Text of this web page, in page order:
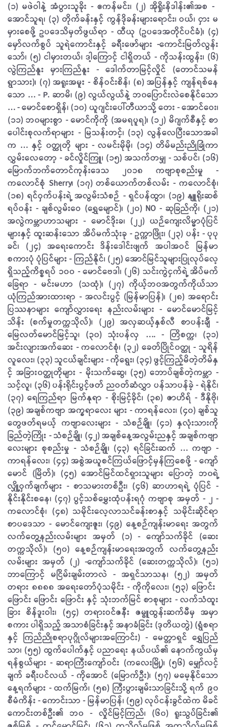
(၁) မဖဲဝါနဲ့ အံပွားသူခိုး - ဧကန်မင်း၊ (၂) အိုရှိုးနိဒါန်း၏အစ - ​
အောင်သူရ၊ (၃) တိုက်ခန်းနှင့် ကွန်ဒိုခန်းများရောင်း၊ ဝယ်၊ ငှား မ
မှားစေဖို့ ဥပဒေသိမှတ်ဖွယ်ရာ - ထီယု (ဥပဒေအတိုင်ပင်ခံ)၊ (၄)
မှော်လက်စွပ် သူရဲ​ကောင်းနှင့် ခရီးဖော်များ - ​ကောင်းမြတ်လွန်း
သော်၊ (၅) ငါမှားတယ်၊ ဒါ့ကြောင့် ငါရှိတယ် - ကိုသန်းထွန်း၊ (၆)
လွဲကြည်နူး မှားကြည်နူး - ဒေါက်တာ​မြင့်လှိုင် (တောင်သမန်
ရွာသား)၊ (၇) အရူးအမူး - စိန်ဝင်းစိန်၊ (၈) အပြန်နှင့် ကျန်ရစ်နေ​
သော … - P. ဆာမိ၊ (၉) လွယ်လွယ်နဲ့ ဘ၀ပြောင်းလဲစေနိုင်​သော
… - မောင်စောရှိန်၊ (၁၀) ယူဂျင်းပေါ်တီယာသို့ တေး - ​အောင်ဝေး၊
(၁၁) ဘ၀များစွာ - မောင်ကိုကို (အမရပူရ)၊ (၁၂) မိဂျက်စီနှင့် စာ​
ပေါင်းစုလက်ရာများ - မြသန်းတင့်၊ (၁၃) လွန်လေပြီးသောအခါ
က … နှင့် ၀တ္ထုတို များ - လမင်းမိုမို၊ (၁၄) တိမ်မည်းညို​ခြုံကာ
လွှမ်းလေတော့ - ခင်လှိုင်ကြူ၊ (၁၅) အသက်တမျှ - သစ်ပင်၊ (၁၆)
မြောက်ဘက်​တောင်ကုန်းဒေသ ၂၀၁၈ ကဗျာစုစည်းမှု -
ကလောင်စုံ Sherry၊ (၁၇) တစ်​ယောက်တစ်လမ်း - ကလောင်စုံ၊
(၁၈) ရင်ဝှက်ပန်းရဲ့ အလွမ်းသံစဉ် - ရှင်ပန်ထွာ၊ (၁၉) နျူရိုးဆစ်
ရပ်ဝန်း - ချစ်လွမ်းဝေ (ရွှေ​မျောင်)၊ (၂၀) NO - ဆုခြည်ကို၊ (၂၁)
အလွဲကမ္ဘာဟာသများ - ​မောင်ဒိုးခ၊ (၂၂) ယဉ်ကျေးလိမ္မာပုံပြင်
များနှင့် ထူးဆန်းသော အိပ်မက်သုံးခု - ဥက္ကာ​ဖြိုး၊ (၂၃) ပန်း - ပုပု
ခင်၊ (၂၄) အရေးကောင်း ဒိန်းဒေါင်းဖျက် အပါအဝင် မြန်မာ
စကားပုံ ပုံ​ပြင်များ - ကြည်နိုင်၊ (၂၅) အောင်မြင်သူများပြုလုပ်လေ့
ရှိသည့်ကိစ္စရပ် ၁၀၀ - ​မောင်ဗေဒါ၊ (၂၆) သင်းကွဲငှက်ရဲ့ အိပ်မက်​
ခြေရာ - မင်းမဟာ (သထုံ)၊ (၂၇) ကိုယ့်ဘ၀အတွက်ကိုယ်သာ
ယုံကြည်အားထားရာ - အလင်းပွင့် (မြန်မာပြန်)၊ (၂၈) အရောင်း​
ပြဿနာများ ကျော်လွှားရေး နည်းလမ်းများ - မောင်မောင်မြင့်
သိန်း (စက်မှုတက္ကသိုလ်)၊ (၂၉) အလှဆယ့်နှစ်လီ စာပန်းချီ -
မြေလတ်မောင်​မြင့်သူ၊ (၃၀) သုံးပန်လှ …. - တြိစက္က၊ (၃၁)
အင်းလျားအက်ဆေး - ကလောင်စုံ၊ (၃၂) ခေတ်ပြိုင်၀တ္ထု - သူရိန်
လူလေး၊ (၃၃) သူငယ်ချင်းများ - ​ကိုရွေး၊ (၃၄) ဖွင့်ကြည့်မိတဲ့တိမ်နှ
င့် အခြား၀တ္ထုတိုများ - မိုးသက်ဆွေ၊ (၃၅) ဘောပ်ချစ်တဲ့ကမ္ဘာ -
သင့်လူ၊ (၃၆) ပန်းရိုင်းပွင့်ဖတ် ညဝတ်ဆံလွှာ ပန်သာပန်ခဲ့ - ရဲနိုင်၊
(၃၇) ရေကြည်ရာ မြက်နုရာ - စိုးမြင့်ခိုင်၊ (၃၈) ဇာဟိရ် - ဒီနိုဗို၊
(၃၉) အချစ်ကဗျာ အက္ခရာလေး များ - ကာရန်လေး၊ (၄၀) ချစ်သူ​
တွေဖတ်ရမယ့် က​ဗျာလေးများ - သံစဉ်ချို၊ (၄၁) နှလုံးသားကို​
ခြည်တဲ့ကြိုး - သံစဉ်ချို၊ (၄၂) အချစ်နေ့အလွမ်းညနှင့် အချစ်ကဗျာ
လေးများ စုစည်းမှု - သံစဉ်ချို၊ (၄၃) ရင်ခြင်းဆက် … ကဗျာ -
ကာရန်​လေး၊ (၄၄) အစွဲအယူစင်ကြယ်ဖြောင့်မှန်ကြစေဖို့ - ကျော်
မောင် (​မြိတ်)၊ (၄၅) အောင်မြင်ထင်ရှားသူများ ပြောတဲ့ ဘ၀ရဲ့
လျှို့ဝှက်ချက်များ - စာသမားတစ်ဦး၊ (၄၆) ဆာဟာရရဲ့ ပုံပြင် -
နိုင်းနိုင်းစနေ၊ (၄၇) ပွင့်သစ်​မွှေးထုံပန်းရဂုံ ကဗျာစု အမှတ် - ၂ -
ကလောင်စုံ၊ (၄၈) သမိုင်းလေ့လာသင်ခန်းစာနှင့် သမိုင်းဆိုင်ရာ
စာပ​ဒေသာ - မောင်ကျေးဇူး၊ (၄၉) နေ့စဉ်ကျန်းမာရေး အတွက်
လက်တွေ့နည်းလမ်းများ အမှတ် (၁) - ​ကျော်သက်ခိုင် (ဆေး
တက္ကသိုလ်)၊ (၅၀) နေ့စဉ်ကျန်းမာရေးအတွက် လက်တွေ့နည်း
လမ်းများ အမှတ် (၂) - ​ကျော်သက်ခိုင် (ဆေးတက္ကသိုလ်)၊ (၅၁)
ဘာ​ကြောင့် မငြိမ်းချမ်းတာလဲ - အရှင်သာသန၊ (၅၂) အမှတ်
တရား ၈၈၈၈ အရေး​တော်ပုံသမိုင်း - ကိုကိုလေး၊ (၅၃) ဖြောင်း ​
ဖြောင်း ဖြောင်း ဖြောင်း နှင့် သုံးဘက်မြင် စာစုများ - လက်သံထူး​
ခြား စိန်ဒူးဝါး၊ (၅၄) တရားဝင်ဇနီး ဇမ္ဗူထွန်းဆက်မီမှ အမှာ
စကား ပါရှိသည့် အသာစံခြင်းနှင့် အနာ​ခံခြင်း (ဒုတိယတွဲ) (ရွံစရာ
နှင့် ကြည်ညိုစရာပုဂ္ဂိုလ်များအကြောင်း) - မေတ္တာရှင် ရွှေပြည်
သာ၊ (၅၅) ထွက်ပေါက်နှင့် ပညာ​ရေး နယ်ပယ်၏ နောက်ကွယ်မှ
ရန်စွယ်များ - ဆရာကြီး​ကျော်၀င်း (ကလေးမြို့)၊ (၅၆) ​မျှော်လင့်
ချက် ခရီးပင်လယ် - ကိုအောင် (မြောက်ဦး)၊ (၅၇) မ​မေ့နိုင်သော
နေ့ရက်များ - ထက်မြက်၊ (၅၈) ကြီးပွားချမ်းသာ​ခြင်းသို့ ရက် ၉၀
စီမံကိန်း - ကောင်းသာ - မြန်မာပြန်၊ (၅၉) လုပ်ငန်းခွင်ထဲက မိခင်​
ကောင်းတစ်ဦး၏ ဘ၀ - လှိုင်မြင့်ကြည်၊ (၆၀) ရူးသွပ်ခြင်း၏